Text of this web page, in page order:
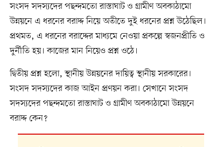
সংসদ সদস্যদের পছন্দমতো রাস্তাঘাট ও গ্রামীণ অবকাঠামো
উন্নয়নে এ ধরনের বরাদ্দ নিয়ে অতীতে দুই ধরনের প্রশ্ন উঠেছিল।
প্রথমত, এ ধরনের বরাদ্দের মাধ্যমে নেওয়া প্রকল্পে স্বজনপ্রীতি ও
দুর্নীতি হয়। কাজের মান নিয়েও প্রশ্ন ওঠে।
দ্বিতীয় প্রশ্ন হলো, স্থানীয় উন্নয়নের দায়িত্ব স্থানীয় সরকারের।
সংসদ সদস্যদের কাজ আইন প্রণয়ন করা। সেখানে সংসদ
সদস্যদের পছন্দমতো রাস্তাঘাট ও গ্রামীণ অবকাঠামো উন্নয়নে
বরাদ্দ কেন?